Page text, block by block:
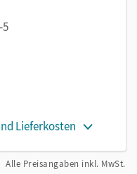
5
Lieferkosten
Alle Preisangaben inkl. MwSt.